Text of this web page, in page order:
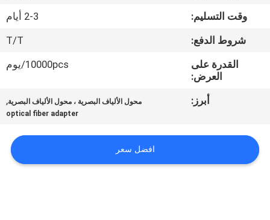
اتصل
خريطة
الموقع
وقت التسليم:
2-3 أيام
شروط الدفع:
T/T
القدرة على
العرض:
10000pcs/يوم
أبرز: محول الألياف البصرية ، محول الألياف البصرية,
optical fiber adapter
افضل سعر